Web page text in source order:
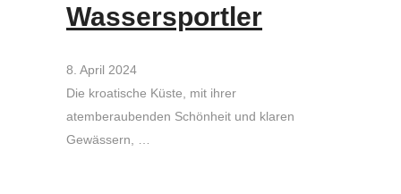
Wassersportler
8. April 2024
Die kroatische Küste, mit ihrer
atemberaubenden Schönheit und klaren
Gewässern, …